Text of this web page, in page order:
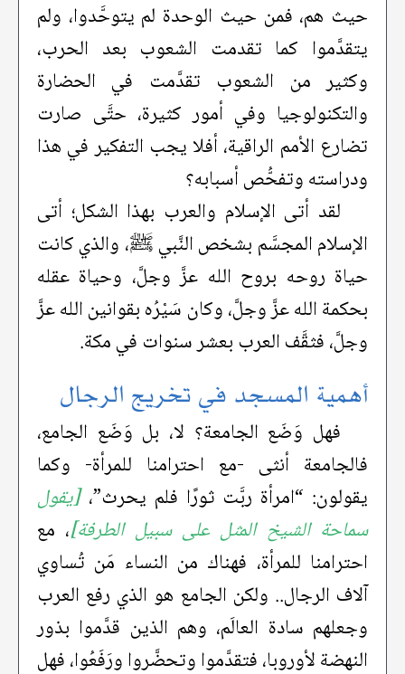
حيث هم، فمن حيث الوحدة لم يتوحَّدوا، ولم
يتقدَّموا كما تقدمت الشعوب بعد الحرب،
وكثير من الشعوب تقدَّمت في الحضارة
والتكنولوجيا وفي أمور كثيرة، حتَّى صارت
تضارع الأمم الراقية، أفلا يجب التفكير في هذا
ودراسته وتفحُّص أسبابه؟
لقد أتى الإسلام والعرب بهذا الشكل؛ أتى
الإسلام المجسَّم بشخص النَّبي ﷺ، والذي كانت
حياة روحه بروح الله عزَّ وجلَّ، وحياة عقله
بحكمة الله عزَّ وجلَّ، وكان سَيْرُه بقوانين الله عزَّ
وجلَّ، فثقَّف العرب بعشر سنوات في مكة.
أهمية المسجد في تخريج الرجال
فهل وَضَع الجامعة؟ لا، بل وَضَع الجامع،
فالجامعة أنثى -مع احترامنا للمرأة- وكما
يقولون: “امرأة ربَّت ثورًا فلم يحرث”،[يقول
سماحة الشيخ المثل على سبيل الطرفة]، مع
احترامنا للمرأة، فهناك من النساء مَن تُساوي
آلاف الرجال.. ولكن الجامع هو الذي رفع العرب
وجعلهم سادة العالَم، وهم الذين قدَّموا بذور
النهضة لأوروبا، فتقدَّموا وتحضَّروا ورَفَعُوا، فهل